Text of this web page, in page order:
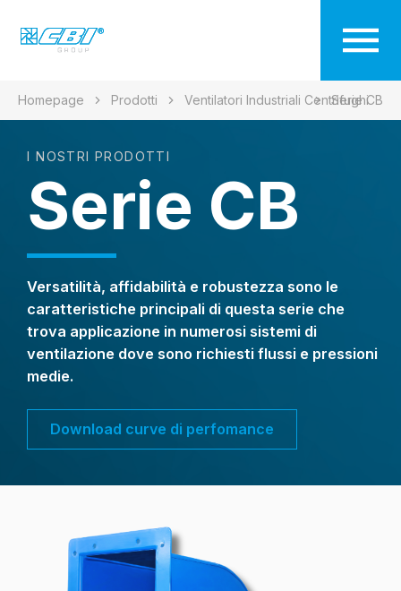
Homepage Prodotti Ventilatori Industriali Centrifughi
Serie CB
I NOSTRI PRODOTTI
Serie CB
Versatilità, affidabilità e robustezza sono le
caratteristiche principali di questa serie che
trova applicazione in numerosi sistemi di
ventilazione dove sono richiesti flussi e pressioni
medie.
Download curve di perfomance